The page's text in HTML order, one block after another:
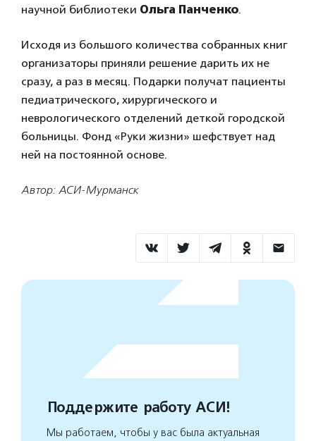
научной библиотеки Ольга Панченко.
Исходя из большого количества собранных книг
организаторы приняли решение дарить их не
сразу, а раз в месяц. Подарки получат пациенты
педиатрического, хирургического и
неврологического отделений деткой городской
больницы. Фонд «Руки жизни» шефствует над
ней на постоянной основе.
Автор: АСИ-Мурманск
Поддержите работу АСИ!
Мы работаем, чтобы у вас была актуальная